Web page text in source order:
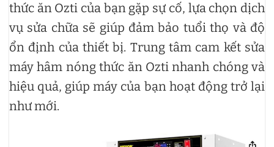
thức ăn Ozti của bạn gặp sự cố, lựa chọn dịch
vụ sửa chữa sẽ giúp đảm bảo tuổi thọ và độ
ổn định của thiết bị. Trung tâm cam kết sửa
máy hâm nóng thức ăn Ozti nhanh chóng và
hiệu quả, giúp máy của bạn hoạt động trở lại
như mới.